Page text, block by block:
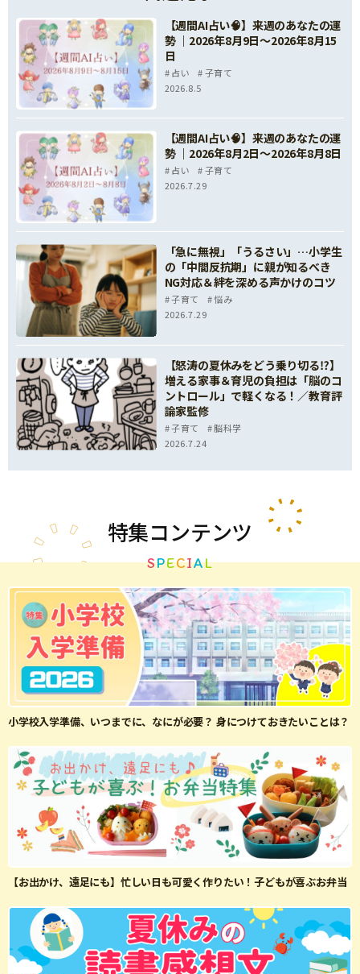
【週間AI占い🧠】来週のあなたの運
勢 ｜2026年8月9日〜2026年8月15
日
占い
子育て
2026.8.5
【週間AI占い🧠】来週のあなたの運
勢 ｜2026年8月2日〜2026年8月8日
占い
子育て
2026.7.29
「急に無視」「うるさい」…小学生
の「中間反抗期」に親が知るべき
NG対応＆絆を深める声かけのコツ
子育て
悩み
2026.7.29
【怒涛の夏休みをどう乗り切る⁉】
増える家事＆育児の負担は「脳のコ
ントロール」で軽くなる！／教育評
論家監修
子育て
脳科学
2026.7.24
特集コンテンツ
SPECIAL
小学校入学準備、いつまでに、なにが必要？ 身につけておきたいことは？
【お出かけ、遠足にも】忙しい日も可愛く作りたい！子どもが喜ぶお弁当